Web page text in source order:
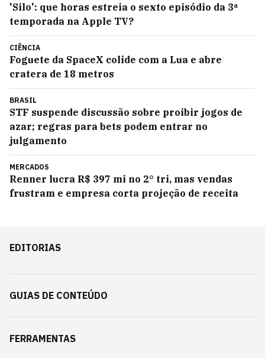
'Silo': que horas estreia o sexto episódio da 3ª
temporada na Apple TV?
CIÊNCIA
Foguete da SpaceX colide com a Lua e abre
cratera de 18 metros
BRASIL
STF suspende discussão sobre proibir jogos de
azar; regras para bets podem entrar no
julgamento
MERCADOS
Renner lucra R$ 397 mi no 2° tri, mas vendas
frustram e empresa corta projeção de receita
EDITORIAS
GUIAS DE CONTEÚDO
FERRAMENTAS